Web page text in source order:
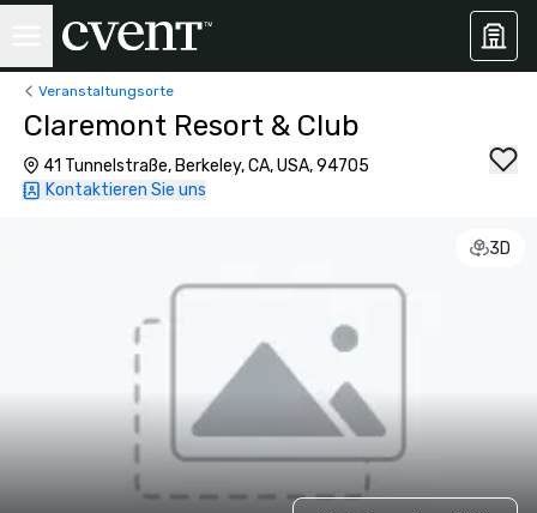
Veranstaltungsorte
Claremont Resort & Club
41 Tunnelstraße, Berkeley, CA, USA, 94705
Kontaktieren Sie uns
3D